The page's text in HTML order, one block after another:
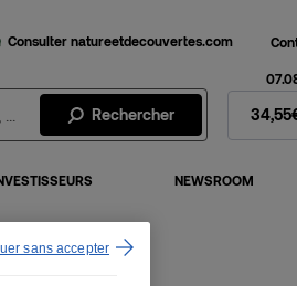
Consulter natureetdecouvertes.com
Rechercher
NEWSROOM
sans accepter